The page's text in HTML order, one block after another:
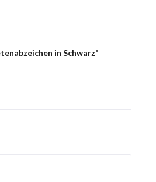
in Schwarz"